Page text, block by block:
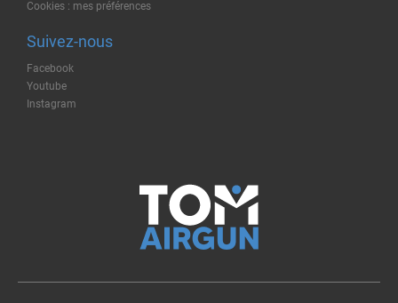
Cookies : mes préférences
Suivez-nous
Facebook
Youtube
Instagram